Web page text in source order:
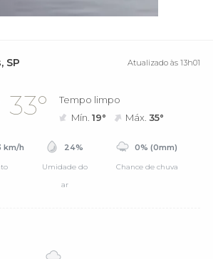
SP Atualizado às 13h01
33°
Tempo limpo
Mín.19° Máx.35°
km/h 24%
Umidade do
ar
0% (0mm)
Chance de chuva